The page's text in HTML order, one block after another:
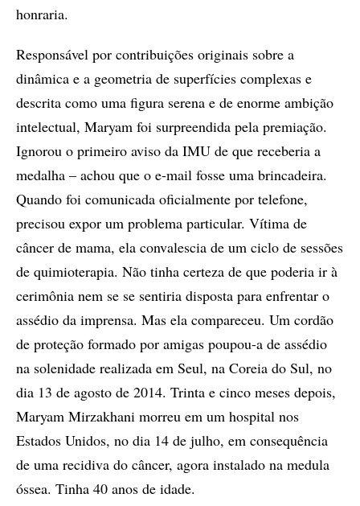
honraria.
Responsável por contribuições originais sobre a
dinâmica e a geometria de superfícies complexas e
descrita como uma figura serena e de enorme ambição
intelectual, Maryam foi surpreendida pela premiação.
Ignorou o primeiro aviso da IMU de que receberia a
medalha – achou que o e-mail fosse uma brincadeira.
Quando foi comunicada oficialmente por telefone,
precisou expor um problema particular. Vítima de
câncer de mama, ela convalescia de um ciclo de sessões
de quimioterapia. Não tinha certeza de que poderia ir à
cerimônia nem se se sentiria disposta para enfrentar o
assédio da imprensa. Mas ela compareceu. Um cordão
de proteção formado por amigas poupou-a de assédio
na solenidade realizada em Seul, na Coreia do Sul, no
dia 13 de agosto de 2014. Trinta e cinco meses depois,
Maryam Mirzakhani morreu em um hospital nos
Estados Unidos, no dia 14 de julho, em consequência
de uma recidiva do câncer, agora instalado na medula
óssea. Tinha 40 anos de idade.